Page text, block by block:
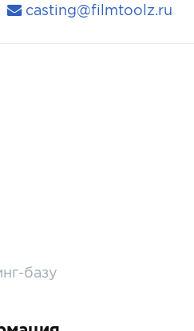
casting@filmtoolz.ru
базу